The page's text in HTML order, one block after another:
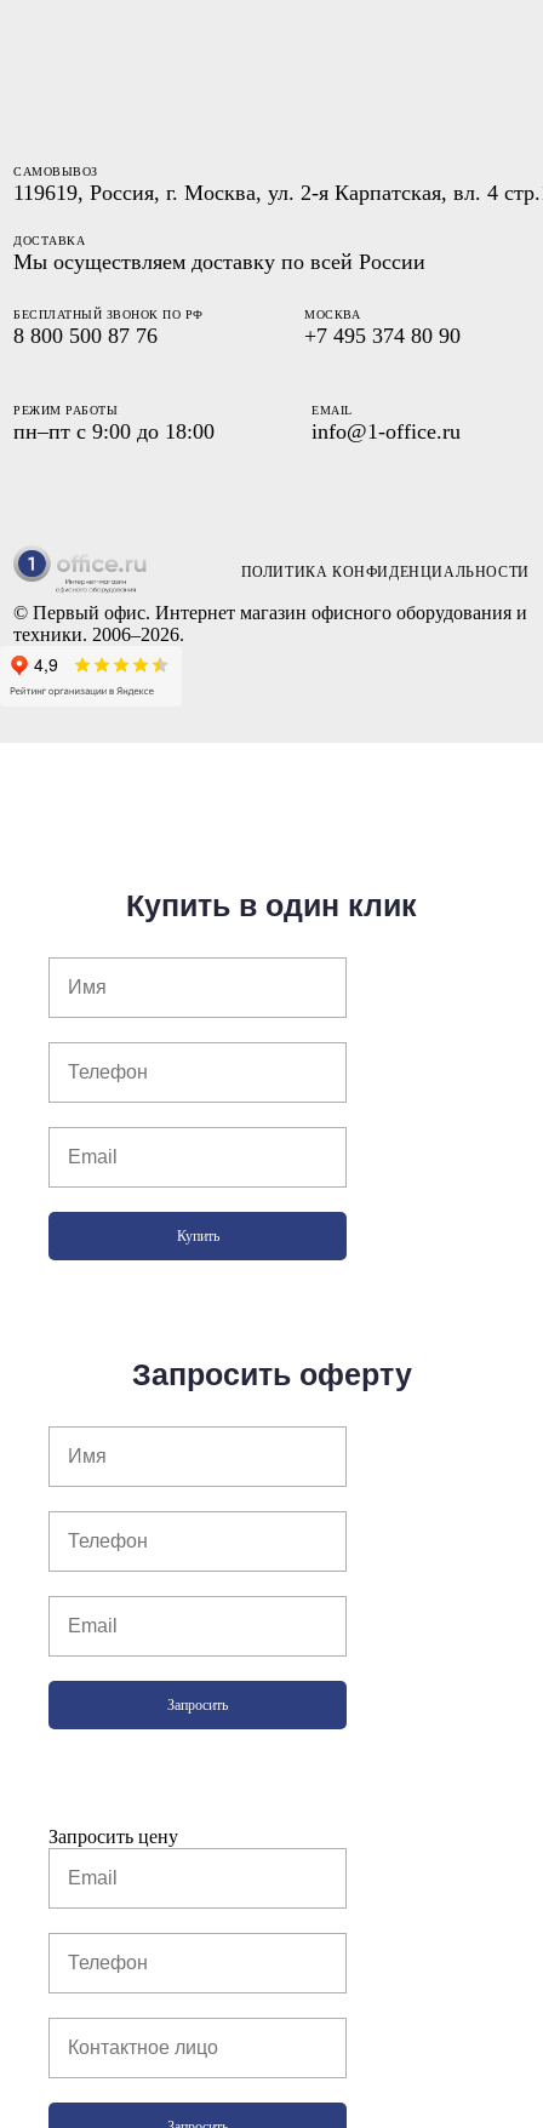
САМОВЫВОЗ
119619, Россия, г. Москва, ул. 2-я Карпатская, вл. 4
ДОСТАВКА
Мы осуществляем доставку по всей России
БЕСПЛАТНЫЙ ЗВОНОК ПО РФ
8 800 500 87 76
МОСКВА
+7 495 374 80 90
РЕЖИМ РАБОТЫ
пн–пт с 9:00 до 18:00
EMAIL
info@1-office.ru
ПОЛИТИКА КОНФИДЕНЦИАЛЬНОСТИ
© Первый офис. Интернет магазин офисного оборудования и
техники. 2006–2026.
Купить в один клик
Купить
Запросить оферту
Запросить
Запросить цену